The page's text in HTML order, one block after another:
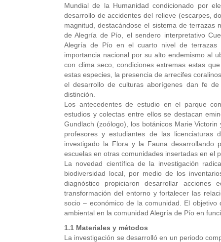
Mundial de la Humanidad condicionado por
desarrollo de accidentes del relieve (escarpes,
magnitud, destacándose el sistema de
de Alegría de Pío, el sendero interpretativo
Alegría de Pío en el cuarto nivel de
importancia nacional por su alto endemismo al
con clima seco, condiciones extremas estas
estas especies, la presencia de arrecifes
el desarrollo de culturas aborígenes dan fe
distinción.
Los antecedentes de estudio en el parque
estudios y colectas entre ellos se destacan
Gundlach (zoólogo), los botánicos Marie
profesores y estudiantes de las
investigado la Flora y la Fauna desarrollando
escuelas en otras comunidades insertadas en el
La novedad científica de la investigación
biodiversidad local, por medio de los
diagnóstico propiciaron desarrollar
transformación del entorno y fortalecer las
socio – económico de la comunidad. El
ambiental en la comunidad Alegría de Pío en
1.1 Materiales y métodos
La investigación se desarrolló en un periodo